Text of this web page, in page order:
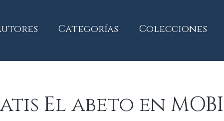
Categorías Colecciones
El abeto en MOBI